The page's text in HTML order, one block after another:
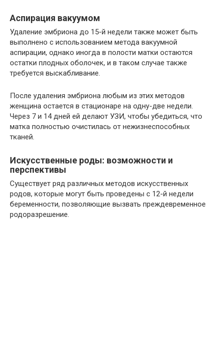
Аспирация вакуумом
Удаление эмбриона до 15-й недели также может быть
выполнено с использованием метода вакуумной
аспирации, однако иногда в полости матки остаются
остатки плодных оболочек, и в таком случае также
требуется выскабливание.
После удаления эмбриона любым из этих методов
женщина остается в стационаре на одну-две недели.
Через 7 и 14 дней ей делают УЗИ, чтобы убедиться, что
матка полностью очистилась от нежизнеспособных
тканей.
Искусственные роды: возможности и
перспективы
Существует ряд различных методов искусственных
родов, которые могут быть проведены с 12-й недели
беременности, позволяющие вызвать преждевременное
родоразрешение.